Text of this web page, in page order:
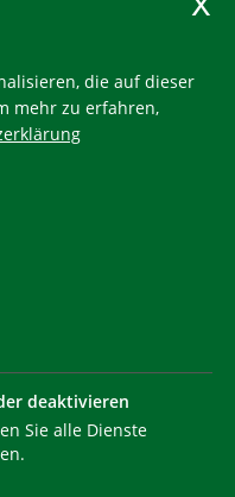
Die Nutzung muss
- KlimaHaus
die auf dieser
mehr zu erfahren,
deaktivieren
Sie alle Dienste